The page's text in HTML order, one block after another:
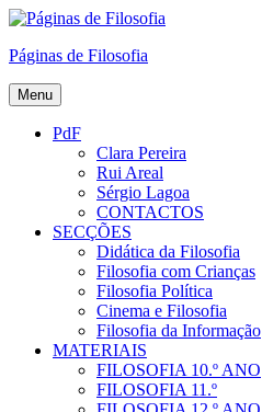
Skip
content
Páginas de Filosofia
Menu
PdF
Clara Pereira
Rui Areal
Sérgio Lagoa
CONTACTOS
SECÇÕES
Didática da Filosofia
Filosofia com Crianças
Filosofia Política
Cinema e Filosofia
Filosofia da Informação
MATERIAIS
FILOSOFIA 10.º ANO
FILOSOFIA 11.º